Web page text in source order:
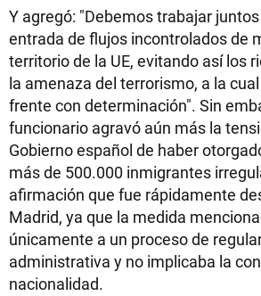
Y agregó: "Debemos trabajar
entrada de flujos incontrolados de
territorio de la UE, evitando así los
la amenaza del terrorismo, a la
frente con determinación". Sin
funcionario agravó aún más la
Gobierno español de haber
más de 500.000 inmigrantes
afirmación que fue rápidamente
Madrid, ya que la medida
únicamente a un proceso de
administrativa y no implicaba la
nacionalidad.